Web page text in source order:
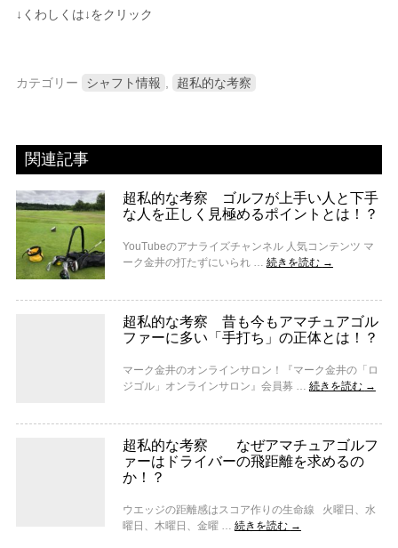
↓くわしくは↓をクリック
カテゴリー シャフト情報 超私的な考察
関連記事
超私的な考察 ゴルフが上手い人と下手
な人を正しく見極めるポイントとは！？
YouTubeのアナライズチャンネル 人気コンテンツ マ
ーク金井の打たずにいられ … 続きを読む →
超私的な考察 昔も今もアマチュアゴル
ファーに多い「手打ち」の正体とは！？
マーク金井のオンラインサロン！『マーク金井の「ロ
ジゴル」オンラインサロン』会員募 … 続きを読む →
超私的な考察 なぜアマチュアゴルフ
ァーはドライバーの飛距離を求めるの
か！？
ウエッジの距離感はスコア作りの生命線 火曜日、水
曜日、木曜日、金曜 … 続きを読む →